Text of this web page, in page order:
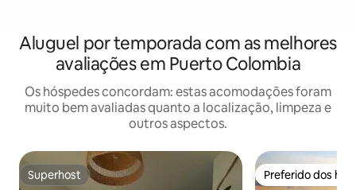
Aluguel por temporada com as melhores
avaliações em Puerto Colombia
Os hóspedes concordam: estas acomodações foram
muito bem avaliadas quanto a localização, limpeza e
outros aspectos.
Superhost
Superhost Preferido dos
Preferido dos